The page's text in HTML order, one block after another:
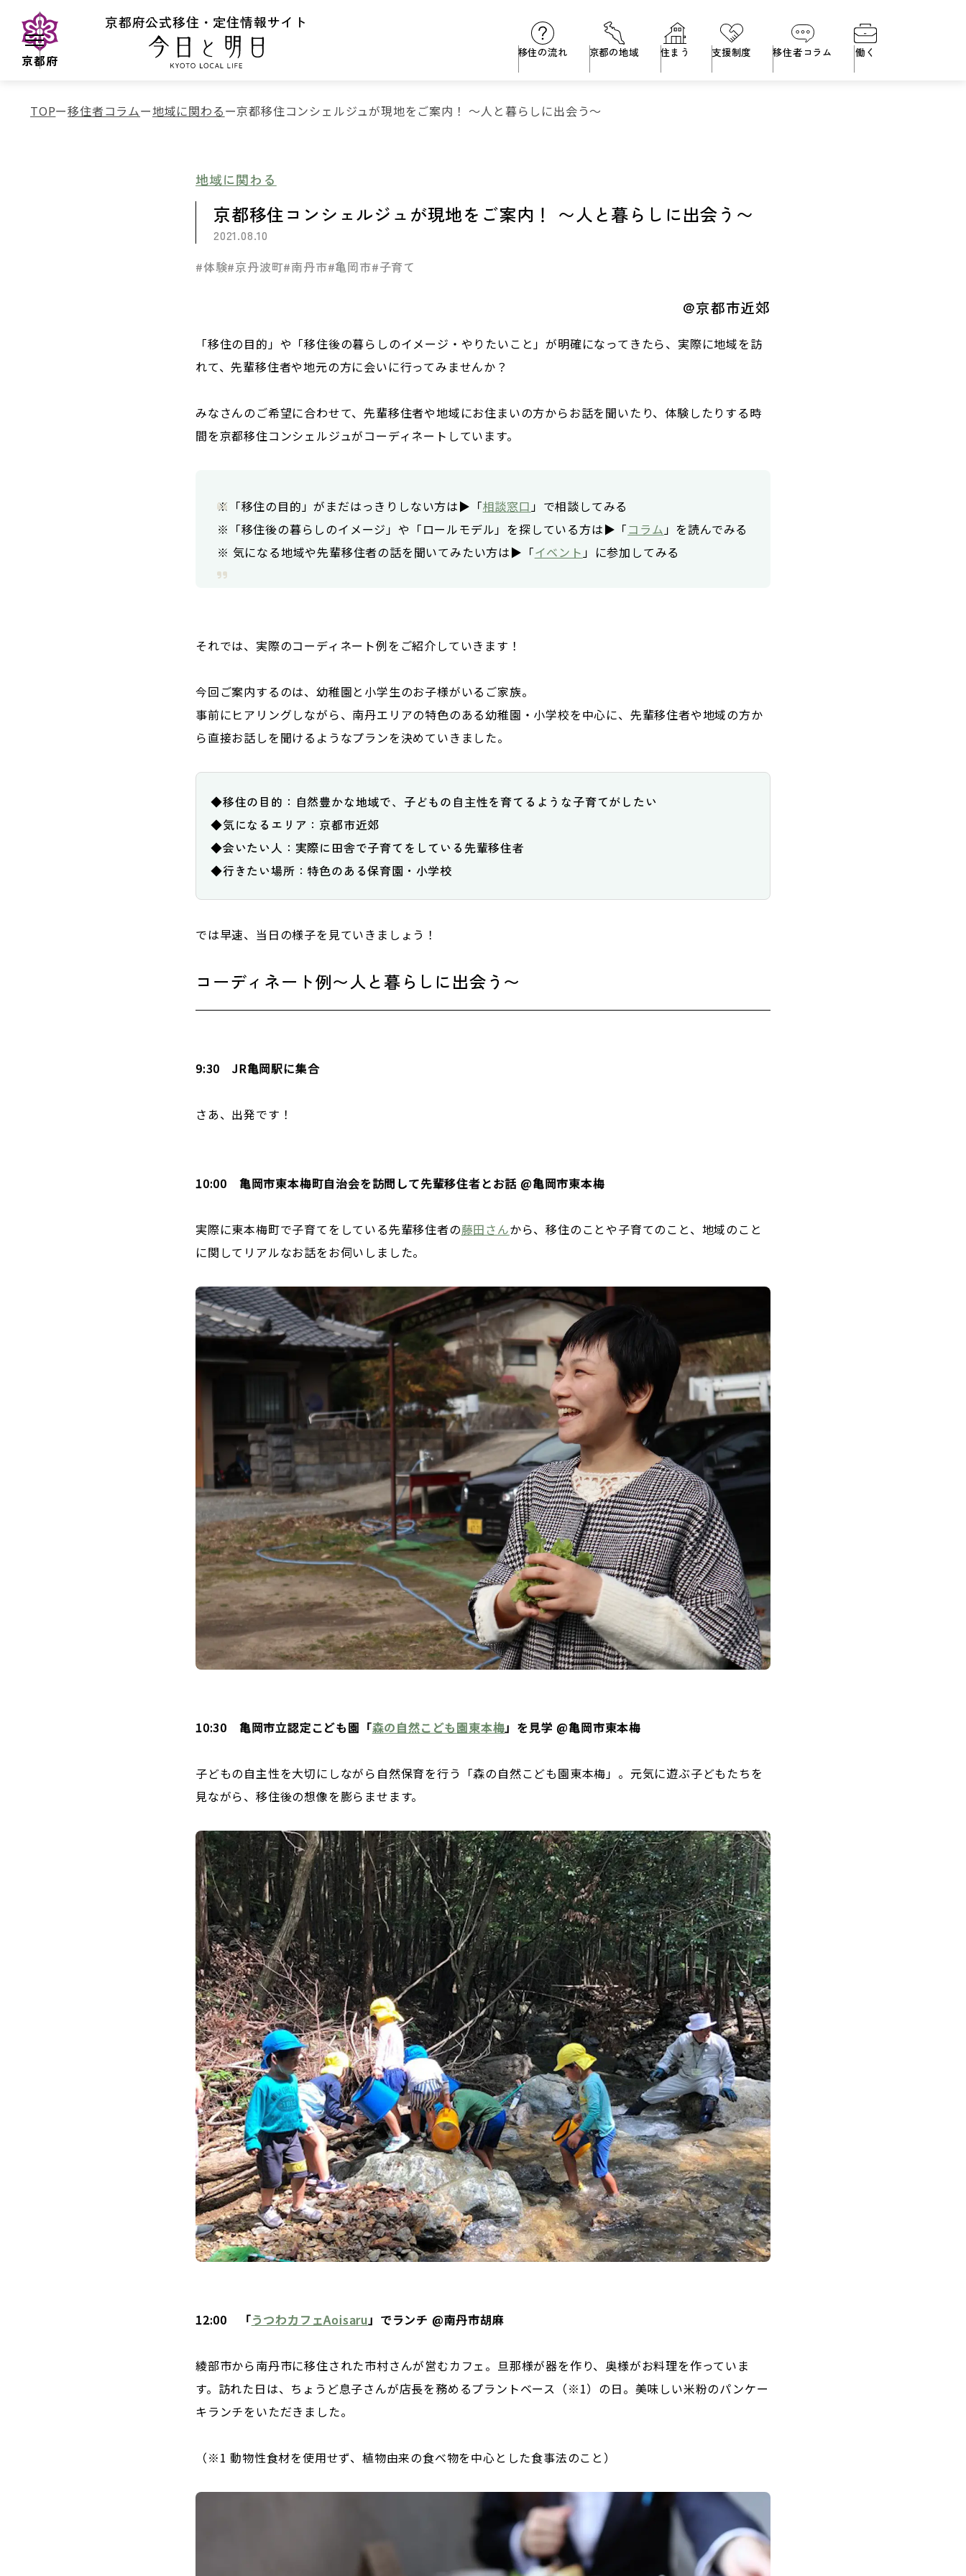
京都府公式移住・定住情報サイト
京都府
移住の流れ 京都の地域 住まう 支援制度 移住者コラム 働く
TOP 移住者コラム 地域に関わる 京都移住コンシェルジュが現地をご案内！ 〜人と暮らしに出会う〜
地域に関わる
京都移住コンシェルジュが現地をご案内！ 〜人と暮らしに出会う〜
2021.08.10
#体験#京丹波町#南丹市#亀岡市#子育て
@京都市近郊
「移住の目的」や「移住後の暮らしのイメージ・やりたいこと」が明確になってきたら、実際に地域を訪
れて、先輩移住者や地元の方に会いに行ってみませんか？
みなさんのご希望に合わせて、先輩移住者や地域にお住まいの方からお話を聞いたり、体験したりする時
間を京都移住コンシェルジュがコーディネートしています。
※「移住の目的」がまだはっきりしない方は▶︎「相談窓口 」で相談してみる
※「移住後の暮らしのイメージ」や「ロールモデル」を探している方は▶︎「コラム 」を読んでみる
※ 気になる地域や先輩移住者の話を聞いてみたい方は▶︎「イベント 」に参加してみる
それでは、実際のコーディネート例をご紹介していきます！
今回ご案内するのは、幼稚園と小学生のお子様がいるご家族。
事前にヒアリングしながら、南丹エリアの特色のある幼稚園・小学校を中心に、先輩移住者や地域の方か
ら直接お話しを聞けるようなプランを決めていきました。
◆移住の目的：自然豊かな地域で、子どもの自主性を育てるような子育てがしたい
◆気になるエリア：京都市近郊
◆会いたい人：実際に田舎で子育てをしている先輩移住者
◆行きたい場所：特色のある保育園・小学校
では早速、当日の様子を見ていきましょう！
コーディネート例〜人と暮らしに出会う〜
9:30 JR亀岡駅に集合
さあ、出発です！
10:00 亀岡市東本梅町自治会を訪問して先輩移住者とお話 @亀岡市東本梅
実際に東本梅町で子育てをしている先輩移住者の藤田さんから、移住のことや子育てのこと、地域のこと
に関してリアルなお話をお伺いしました。
10:30 亀岡市立認定こども園「森の自然こども園東本梅」を見学 @亀岡市東本梅
子どもの自主性を大切にしながら自然保育を行う「森の自然こども園東本梅」。元気に遊ぶ子どもたちを
見ながら、移住後の想像を膨らませます。
12:00 「うつわカフェAoisaru」でランチ @南丹市胡麻
綾部市から南丹市に移住された市村さんが営むカフェ。旦那様が器を作り、奥様がお料理を作っていま
す。訪れた日は、ちょうど息子さんが店長を務めるプラントベース（※1）の日。美味しい米粉のパンケー
キランチをいただきました。
（※1 動物性食材を使用せず、植物由来の食べ物を中心とした食事法のこと）